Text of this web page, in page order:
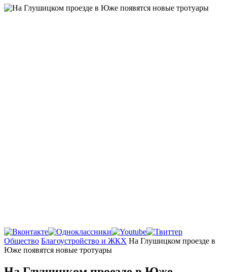
Главная
Общество Благоустройство и ЖКХ На Глушицком проезде в
Юже появятся новые тротуары